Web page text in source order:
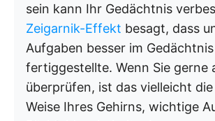
sein kann Ihr Gedächtnis
Zeigarnik-Effekt besagt, dass
Aufgaben besser im
fertiggestellte. Wenn Sie gerne
überprüfen, ist das vielleicht
Weise Ihres Gehirns, wichtige